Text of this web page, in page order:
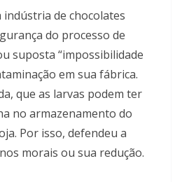
de chocolates
do processo de
suposta “impossibilidade
em sua fábrica.
que as larvas podem ter
no armazenamento do
Por isso, defendeu a
morais ou sua redução.